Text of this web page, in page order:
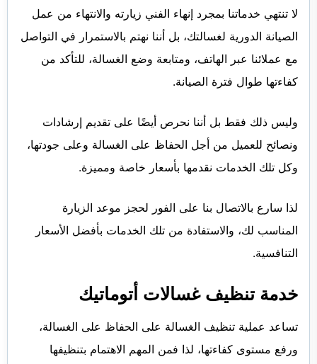
لا تنتهي خدماتنا بمجرد إنهاء الفني زيارته والانتهاء من عمل
الصيانة الدورية لغسالتك، بل أننا نهتم بالاستمرار في التواصل
مع عملائنا عبر الهاتف، ومتابعة وضع الغسالة، للتأكد من
كفاءتها طوال فترة الصيانة.
وليس ذلك فقط بل أننا نحرص أيضًا على تقديم إرشادات
ونصائح للعميل من أجل الحفاظ على الغسالة وعلى جودتها،
وكل تلك الخدمات نقدمها بأسعار خاصة ومميزة.
لذا سارع بالاتصال بنا على الفور لحجز موعد الزيارة
المناسب لك، والاستفادة من تلك الخدمات بأفضل الأسعار
التنافسية.
خدمة تنظيف غسالات أتوماتيك
تساعد عملية تنظيف الغسالة على الحفاظ على الغسالة،
ورفع مستوى كفاءتها، لذا فمن المهم الاهتمام بتنظيفها